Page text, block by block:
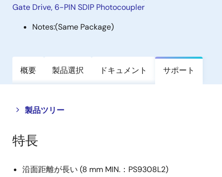
Gate Drive, 6-PIN SDIP Photocoupler
Notes:(Same Package)
概要 製品選択 ドキュメント サポート
製品ツリー
Close
tree
menu
Open
tree
menu
特長
沿面距離が長い (8 mm MIN.：PS9308L2)